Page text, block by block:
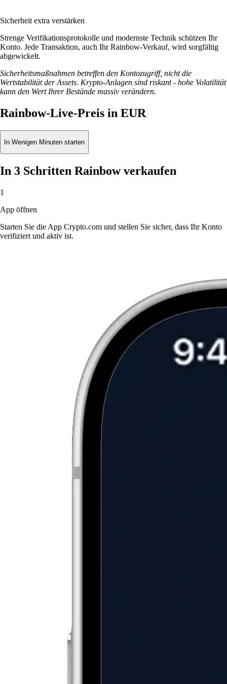
Sicherheit extra verstärken
Strenge Verifikationsprotokolle und modernste Technik schützen Ihr
Konto. Jede Transaktion, auch Ihr Rainbow-Verkauf, wird sorgfältig
abgewickelt.
Sicherheitsmaßnahmen betreffen den Kontozugriff, nicht die
Wertstabilität der Assets. Krypto-Anlagen sind riskant - hohe Volatilität
kann den Wert Ihrer Bestände massiv verändern.
Rainbow-Live-Preis in EUR
In Wenigen Minuten starten
In 3 Schritten Rainbow verkaufen
1
App öffnen
Starten Sie die App Crypto.com und stellen Sie sicher, dass Ihr Konto
verifiziert und aktiv ist.